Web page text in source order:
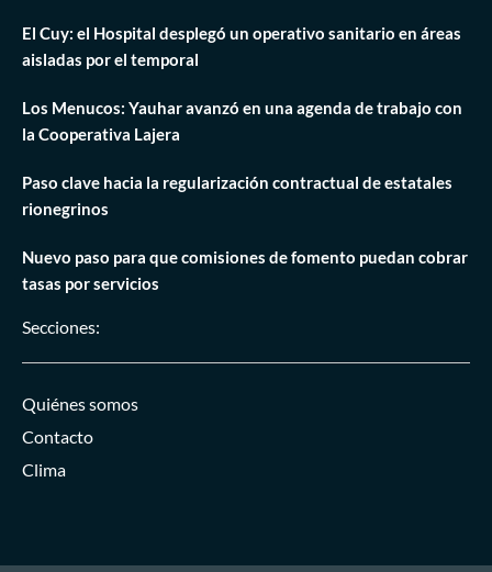
El Cuy: el Hospital desplegó un operativo sanitario en áreas
aisladas por el temporal
Los Menucos: Yauhar avanzó en una agenda de trabajo con
la Cooperativa Lajera
Paso clave hacia la regularización contractual de estatales
rionegrinos
Nuevo paso para que comisiones de fomento puedan cobrar
tasas por servicios
Secciones:
Quiénes somos
Contacto
Clima